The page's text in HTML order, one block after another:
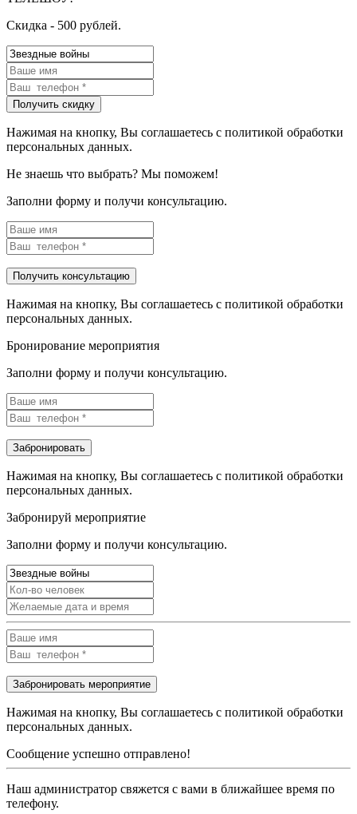
Скидка - 500 рублей.
Нажимая на кнопку, Вы соглашаетесь с политикой обработки
персональных данных.
Не знаешь что выбрать? Мы поможем!
Заполни форму и получи консультацию.
Нажимая на кнопку, Вы соглашаетесь с политикой обработки
персональных данных.
Бронирование мероприятия
Заполни форму и получи консультацию.
Нажимая на кнопку, Вы соглашаетесь с политикой обработки
персональных данных.
Забронируй мероприятие
Заполни форму и получи консультацию.
Нажимая на кнопку, Вы соглашаетесь с политикой обработки
персональных данных.
Сообщение успешно отправлено!
Наш администратор свяжется с вами в ближайшее время по
телефону.